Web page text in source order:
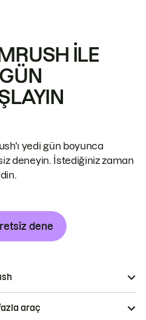
ILE
yedi gün boyunca
deneyin. İstediğiniz zaman
dene
araç